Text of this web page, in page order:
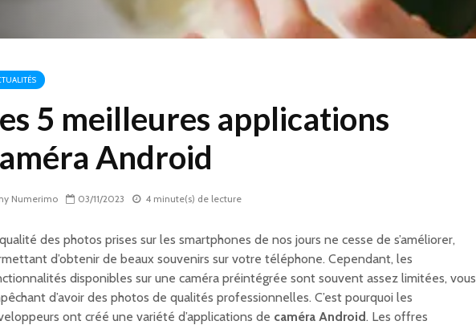
5 meilleures applications
Android
Numerimo 03/11/2023 4 minute(s) de lecture
des photos prises sur les smartphones de nos jours ne cesse de s’améliorer,
d’obtenir de beaux souvenirs sur votre téléphone. Cependant, les
disponibles sur une caméra préintégrée sont souvent assez limitées, vous
d’avoir des photos de qualités professionnelles. C’est pourquoi les
ont créé une variété d’applications de caméra Android. Les offres